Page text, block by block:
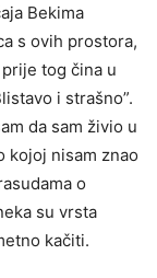
Bekima
s ovih prostora,
tog čina u
i strašno”.
da sam živio u
kojoj nisam znao
o
su vrsta
kačiti.